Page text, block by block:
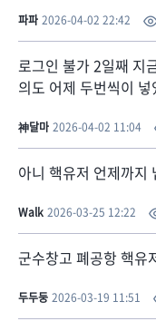
파파 2026-04-02 22:42
로그인 불가 2일째 지
의도 어제 두번씩이
神달마 2026-04-02 11:04
아니 핵유저 언제까지
Walk 2026-03-25 12:22
군수창고 폐공항 핵유
두두둥 2026-03-19 11:51